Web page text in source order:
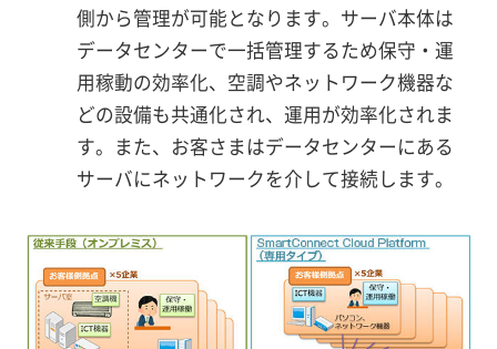
側から管理が可能となります。サーバ本体は
データセンターで一括管理するため保守・運
用稼動の効率化、空調やネットワーク機器な
どの設備も共通化され、運用が効率化されま
す。また、お客さまはデータセンターにある
サーバにネットワークを介して接続します。